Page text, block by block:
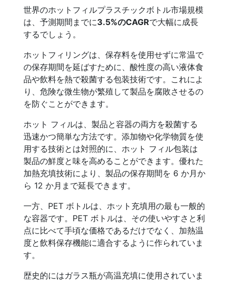
世界のホットフィルプラスチックボトル市場規模
は、予測期間までに3.5%のCAGRで大幅に成長
するでしょう。
ホットフィリングは、保存料を使用せずに常温で
の保存期間を延ばすために、酸性度の高い液体食
品や飲料を熱で殺菌する包装技術です。これによ
り、危険な微生物が繁殖して製品を腐敗させるの
を防ぐことができます。
ホット フィルは、製品と容器の両方を殺菌する
迅速かつ簡単な方法です。添加物や化学物質を使
用する技術とは対照的に、ホット フィル包装は
製品の鮮度と味を高めることができます。優れた
加熱充填技術により、製品の保存期間を 6 か月か
ら 12 か月まで延長できます。
一方、PET ボトルは、ホット充填用の最も一般的
な容器です。PET ボトルは、その使いやすさと利
点に比べて手頃な価格であるだけでなく、加熱温
度と飲料保存機能に適合するように作られていま
す。
歴史的にはガラス瓶が高温充填に使用されていま